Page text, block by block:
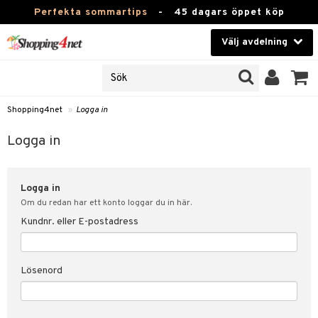
Perfekta sommartips - 45 dagars öppet köp
Välj avdelning
Kontaktlinser
Hälsokost
Fitness
Hem & Inredning
Leksaker, Barn & Baby
Varumärken
Shopping4net » Logga in
Logga in
Logga in
Om du redan har ett konto loggar du in här.
Kundnr. eller E-postadress
Lösenord
svar